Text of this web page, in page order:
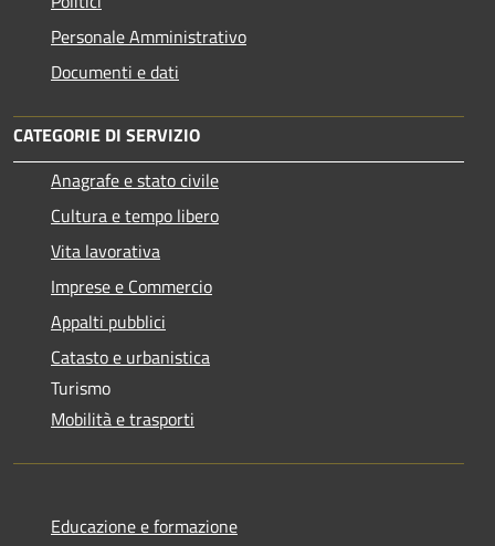
Personale Amministrativo
Documenti e dati
CATEGORIE DI SERVIZIO
Anagrafe e stato civile
Cultura e tempo libero
Vita lavorativa
Imprese e Commercio
Appalti pubblici
Catasto e urbanistica
Turismo
Mobilità e trasporti
Educazione e formazione